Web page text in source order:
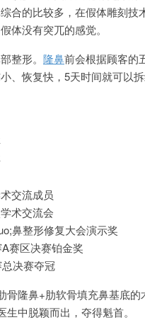
合的比较多，在假体雕刻
体没有突兀的感觉。
整形。 隆鼻前会根据顾客的
、恢复快，5天时间就可以拆
交流成员
术交流会
鼻整形修复大会演示奖
赛区决赛铂金奖
决赛夺冠
骨隆鼻+肋软骨填充鼻基底
中脱颖而出，夺得魁首。